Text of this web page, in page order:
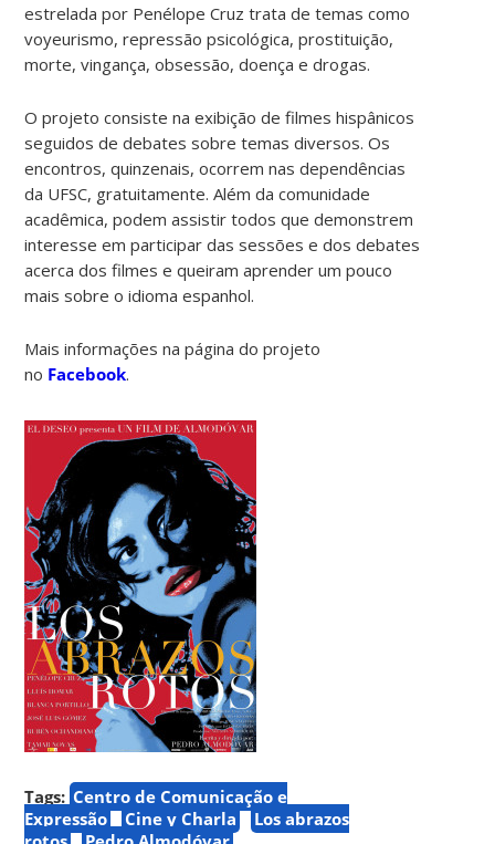
estrelada por Penélope Cruz trata de temas como
voyeurismo, repressão psicológica, prostituição,
morte, vingança, obsessão, doença e drogas.
O projeto consiste na exibição de filmes hispânicos
seguidos de debates sobre temas diversos. Os
encontros, quinzenais, ocorrem nas dependências
da UFSC, gratuitamente. Além da comunidade
acadêmica, podem assistir todos que demonstrem
interesse em participar das sessões e dos debates
acerca dos filmes e queiram aprender um pouco
mais sobre o idioma espanhol.
Mais informações na página do projeto
no Facebook.
Tags: Centro de Comunicação e
Expressão
Cine y Charla
Los abrazos